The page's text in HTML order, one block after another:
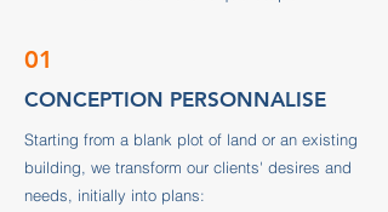
01
CONCEPTION PERSONNALISE
Starting from a blank plot of land or an existing
building, we transform our clients' desires and
needs, initially into plans: